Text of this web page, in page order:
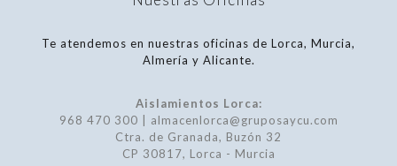
Te atendemos en nuestras oficinas de Lorca, Murcia,
Almería y Alicante.
Aislamientos Lorca:
968 470 300 | almacenlorca@gruposaycu.com
Ctra. de Granada, Buzón 32
CP 30817, Lorca - Murcia